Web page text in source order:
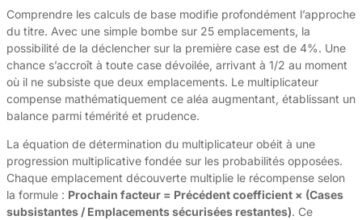
Comprendre les calculs de base modifie profondément l’approche
du titre. Avec une simple bombe sur 25 emplacements, la
possibilité de la déclencher sur la première case est de 4%. Une
chance s’accroît à toute case dévoilée, arrivant à 1/2 au moment
où il ne subsiste que deux emplacements. Le multiplicateur
compense mathématiquement ce aléa augmentant, établissant un
balance parmi témérité et prudence.
La équation de détermination du multiplicateur obéit à une
progression multiplicative fondée sur les probabilités opposées.
Chaque emplacement découverte multiplie le récompense selon
la formule : Prochain facteur = Précédent coefficient × (Cases
subsistantes / Emplacements sécurisées restantes). Ce